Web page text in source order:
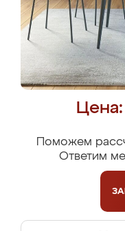
Поможем
Ответим